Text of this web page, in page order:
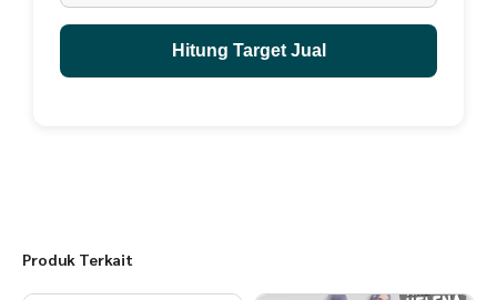
Hitung Target Jual
Produk Terkait